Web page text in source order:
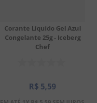
Corante Líquido Gel Azul
Congelante 25g - Iceberg
Chef
R$ 5,59